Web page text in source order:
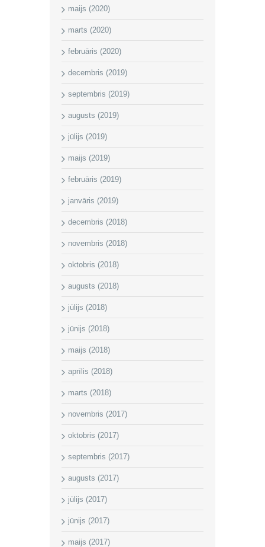
maijs (2020)
marts (2020)
februāris (2020)
decembris (2019)
septembris (2019)
augusts (2019)
jūlijs (2019)
maijs (2019)
februāris (2019)
janvāris (2019)
decembris (2018)
novembris (2018)
oktobris (2018)
augusts (2018)
jūlijs (2018)
jūnijs (2018)
maijs (2018)
aprīlis (2018)
marts (2018)
novembris (2017)
oktobris (2017)
septembris (2017)
augusts (2017)
jūlijs (2017)
jūnijs (2017)
maijs (2017)